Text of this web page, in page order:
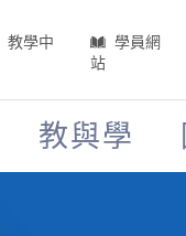
教學中
學員網
站
教與學